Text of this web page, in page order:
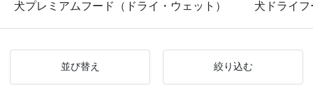
犬プレミアムフード（ドライ・ウェット） 犬ドライフ
並び替え 絞り込む